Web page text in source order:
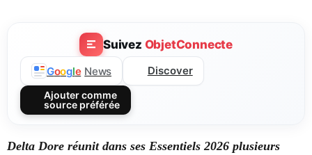
Suivez ObjetConnecte
Google News Discover
Ajouter comme
source préférée
Delta Dore réunit dans ses Essentiels 2026 plusieurs